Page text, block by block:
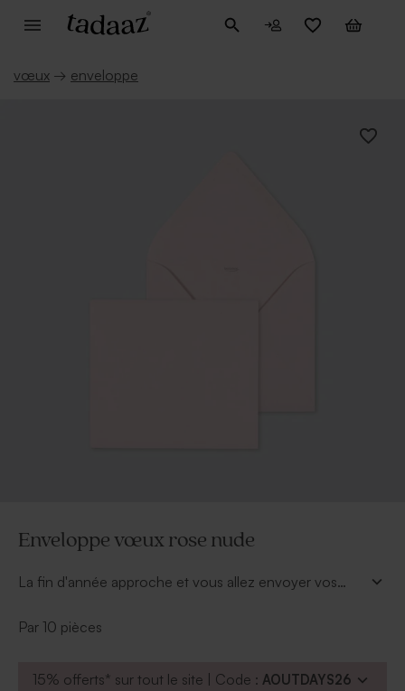
vœux → enveloppe
Enveloppe vœux rose nude
La fin d'année approche et vous allez envoyer vos
enveloppe vœux rose nude (14 x 12.5 cm)
Par 10 pièces
15% offerts* sur tout le site | Code : AOUTDAYS26